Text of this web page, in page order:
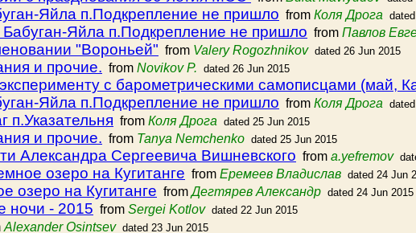
Яйла п.Подкрепление не пришло from Коля Дрога
Яйла п.Подкрепление не пришло from Павлов
"Вороньей" from Valery Rogozhnikov dated 26 Jun 2015
и прочие. from Novikov P. dated 26 Jun 2015
с барометрическими самописцами (май,
Яйла п.Подкрепление не пришло from Коля Дрога
п.Указательня from Коля Дрога dated 25 Jun 2015
и прочие. from Tanya Nemchenko dated 25 Jun 2015
Александра Сергеевича Вишневского from a.yefremov
озеро на Кугитанге from Еремеев Владислав dated 24 Jun
озеро на Кугитанге fromДегтярев Александр dated 24 Jun 2015
ночи - 2015 from Sergei Kotlov dated 22 Jun 2015
Alexander Osintsev dated 23 Jun 2015